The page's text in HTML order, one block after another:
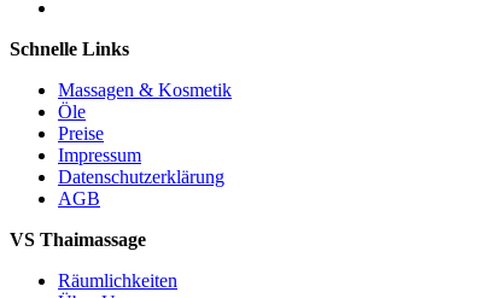
Schnelle Links
Massagen & Kosmetik
Öle
Preise
Impressum
Datenschutzerklärung
AGB
VS Thaimassage
Räumlichkeiten